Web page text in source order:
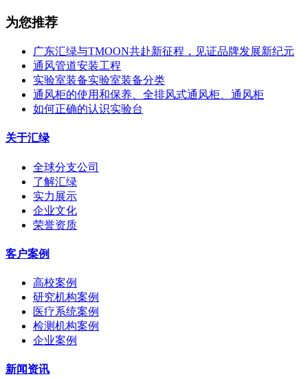
为您推荐
广东汇绿与TMOON共赴新征程，见证品牌发展新纪元
通风管道安装工程
实验室装备实验室装备分类
通风柜的使用和保养、全排风式通风柜、通风柜
如何正确的认识实验台
关于汇绿
全球分支公司
了解汇绿
实力展示
企业文化
荣誉资质
客户案例
高校案例
研究机构案例
医疗系统案例
检测机构案例
企业案例
新闻资讯